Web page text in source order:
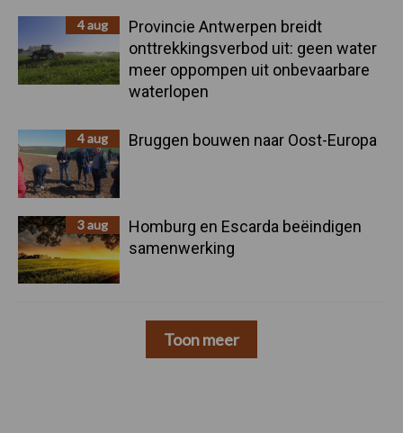
4 aug
Provincie Antwerpen breidt
onttrekkingsverbod uit: geen water
meer oppompen uit onbevaarbare
waterlopen
4 aug Bruggen bouwen naar Oost-Europa
3 aug
Homburg en Escarda beëindigen
samenwerking
Toon meer